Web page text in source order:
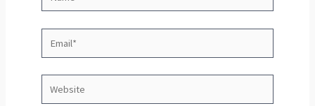
Website